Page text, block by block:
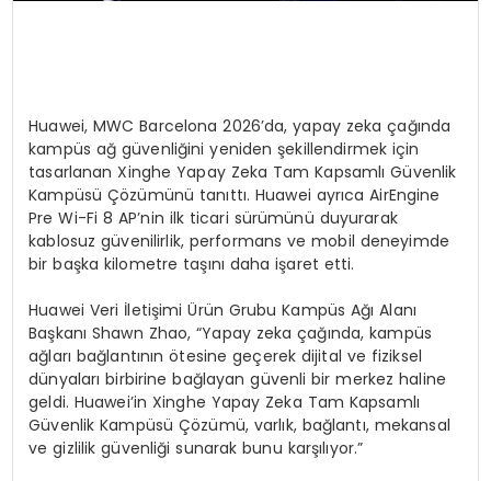
Huawei, MWC Barcelona 2026’da, yapay zeka çağında
kampüs ağ güvenliğini yeniden şekillendirmek için
tasarlanan Xinghe Yapay Zeka Tam Kapsamlı Güvenlik
Kampüsü Çözümünü tanıttı. Huawei ayrıca AirEngine
Pre Wi-Fi 8 AP’nin ilk ticari sürümünü duyurarak
kablosuz güvenilirlik, performans ve mobil deneyimde
bir başka kilometre taşını daha işaret etti.
Huawei Veri İletişimi Ürün Grubu Kampüs Ağı Alanı
Başkanı Shawn Zhao, “Yapay zeka çağında, kampüs
ağları bağlantının ötesine geçerek dijital ve fiziksel
dünyaları birbirine bağlayan güvenli bir merkez haline
geldi. Huawei’in Xinghe Yapay Zeka Tam Kapsamlı
Güvenlik Kampüsü Çözümü, varlık, bağlantı, mekansal
ve gizlilik güvenliği sunarak bunu karşılıyor.”